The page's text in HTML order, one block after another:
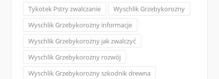
Tykotek Pstry zwalczanie
Wyschlik Grzebykorożny
Wyschlik Grzebykorożny informacje
Wyschlik Grzebykorożny jak zwalczyć
Wyschlik Grzebykorożny rozwój
Wyschlik Grzebykorożny szkodnik drewna